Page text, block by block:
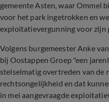
gemeente Asten, waar Ommel
voor het park ingetrokken en
exploitatievergunning voor zijn
Volgens burgemeester Anke
bij Oostappen Groep "een
stelselmatig overtreden van de
rechtsongelijkheid en dat
in mei aangevraagde